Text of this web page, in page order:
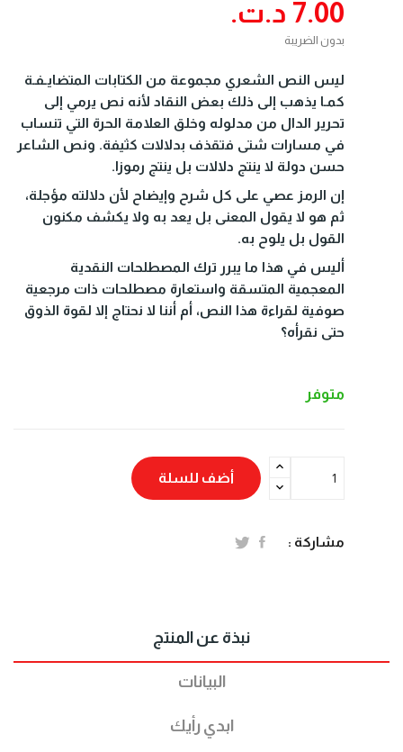
7.00 د.ت.‏
بدون الضريبة
ليس النص الشعري مجموعة من الكتابات المتضايـفـة
كمـا يذهب إلى ذلك بعض النقاد لأنه نص يرمي إلى
تحرير الدال من مدلوله وخلق العلامة الحرة التي تنساب
في مسارات شتى فتقذف بدلالات كثيفة. ونص الشاعر
حسن دولة لا ينتج دلالات بل ينتج رموزا.
إن الرمز عصي على كل شرح وإيضاح لأن دلالته مؤجلة،
ثم هو لا يقول المعنى بل يعد به ولا يكشف مكنون
القول بل يلوح به.
أليس في هذا ما يبرر ترك المصطلحات النقدية
المعجمية المتسقة واستعارة مصطلحات ذات مرجعية
صوفية لقراءة هذا النص، أم أننا لا نحتاج إلا لقوة الذوق
حتى نقرأه؟
متوفر
أضف للسلة
مشاركة :
نبذة عن المنتج
البيانات
ابدي رأيك